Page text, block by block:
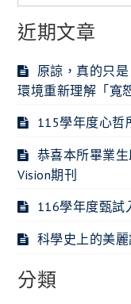
近期文章
原諒，真的只
環境重新理解「寬
115學年度心哲
恭喜本所畢業
Vision期刊
116學年度甄試
科學史上的美
分類